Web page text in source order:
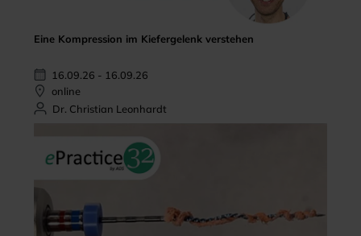
Eine Kompression im Kiefergelenk verstehen
16.09.26 - 16.09.26
online
Dr. Christian Leonhardt